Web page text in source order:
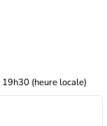
19h30 (heure locale)